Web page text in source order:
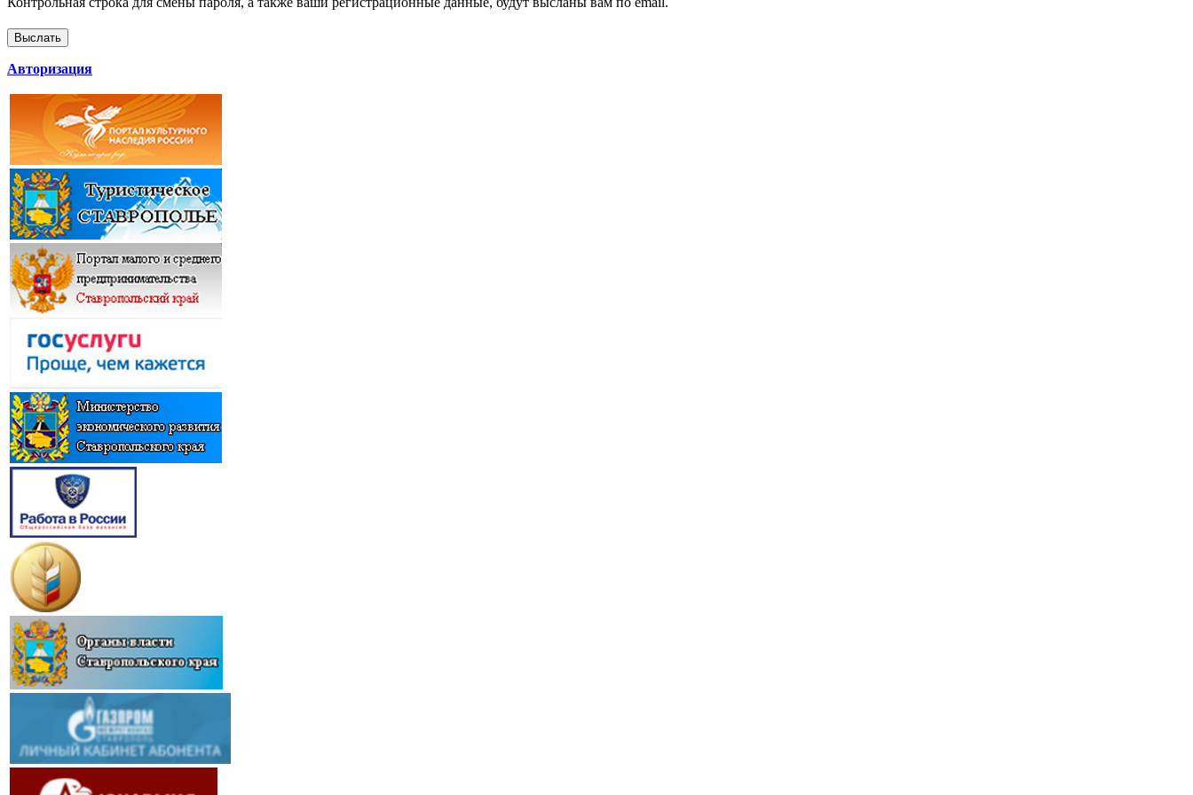
Авторизация